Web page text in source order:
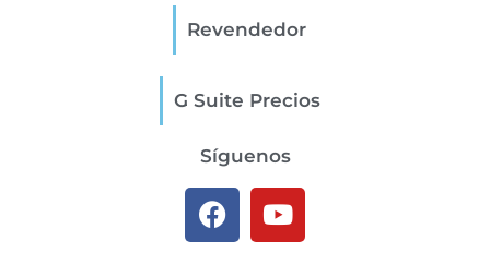
Revendedor
G Suite Precios
Síguenos